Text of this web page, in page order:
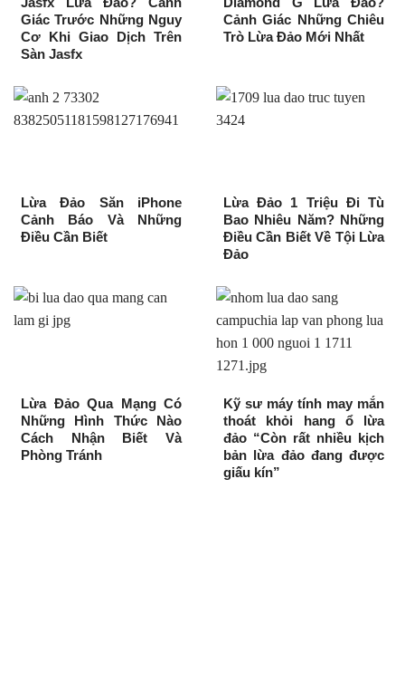
Giác Trước Những Nguy
Cơ Khi Giao Dịch Trên
Sàn Jasfx
Cảnh Giác Những Chiêu
Trò Lừa Đảo Mới Nhất
Lừa Đảo Săn iPhone
Cảnh Báo Và Những
Điều Cần Biết
Lừa Đảo 1 Triệu Đi Tù
Bao Nhiêu Năm? Những
Điều Cần Biết Về Tội Lừa
Đảo
Lừa Đảo Qua Mạng Có
Những Hình Thức Nào
Cách Nhận Biết Và
Phòng Tránh
Kỹ sư máy tính may mắn
thoát khỏi hang ổ lừa
đảo “Còn rất nhiều kịch
bản lừa đảo đang được
giấu kín”